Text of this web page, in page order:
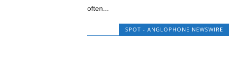
often...
SPOT - ANGLOPHONE NEWSWIRE